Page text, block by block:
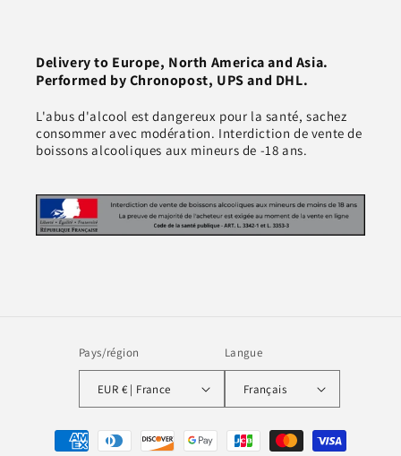
Delivery to Europe, North America and Asia.
Performed by Chronopost, UPS and DHL.
L'abus d'alcool est dangereux pour la santé, sachez
consommer avec modération. Interdiction de vente de
boissons alcooliques aux mineurs de -18 ans.
Pays/région
EUR € | France
Langue
Français
Moyens